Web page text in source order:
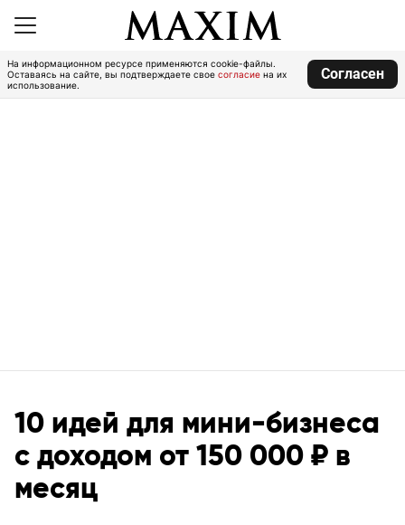
На информационном ресурсе применяются cookie-файлы.
Оставаясь на сайте, вы подтверждаете свое согласие на их
использование.
Согласен
10 идей для мини-бизнеса
с доходом от 150 000 ₽ в
месяц